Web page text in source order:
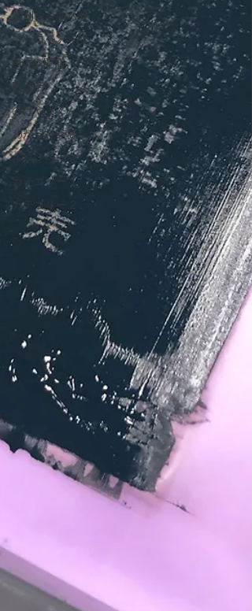
新刊のお知らせ
フォローアップ
Annex開店
取扱店
のげやまくん
わが日常茶飯
キャンペーン
カテゴリー 1
カテゴリー 2